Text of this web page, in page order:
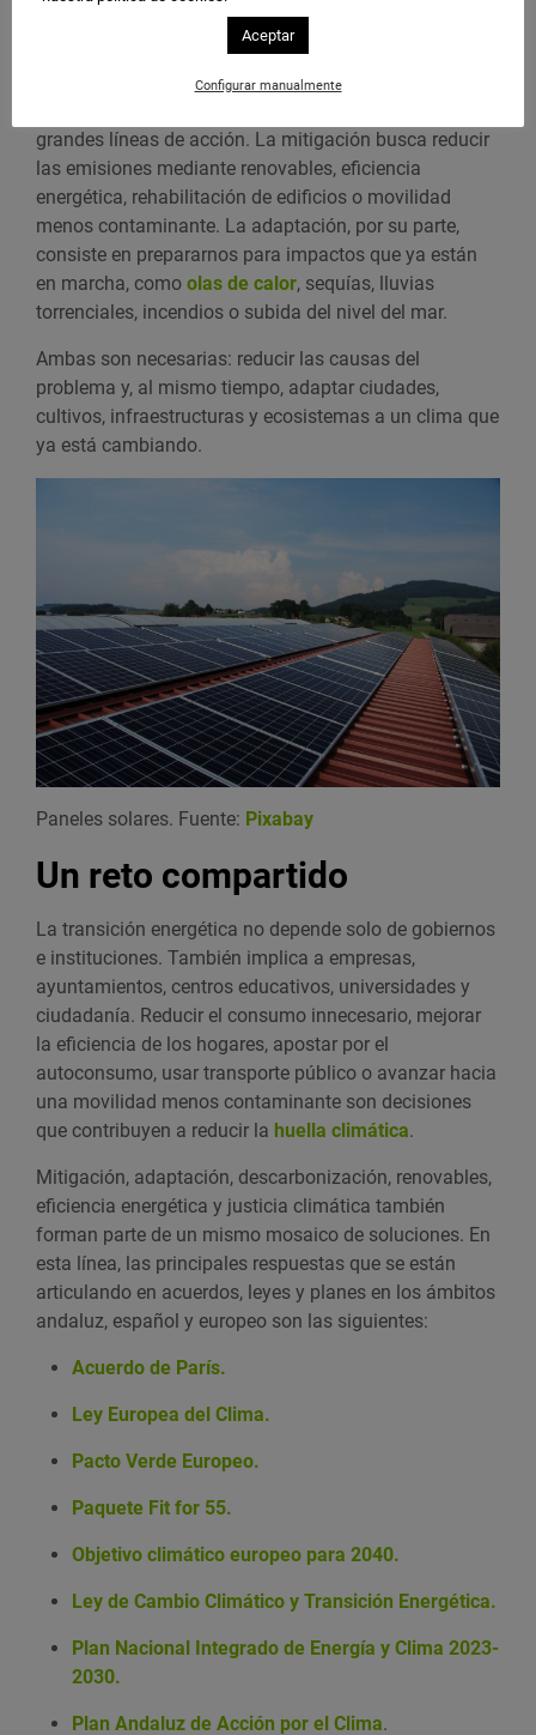
sigue siendo reforzar redes, mejorar el
almacenamiento, impulsar elautoconsumo
grandes líneas de acción. La mitigación busca reducir
las emisiones mediante renovables, eficiencia
energética, rehabilitación de edificios o movilidad
menos contaminante. La adaptación, por su parte,
consiste en prepararnos para impactos que ya están
en marcha, como olas de calor, sequías, lluvias
torrenciales, incendios o subida del nivel del mar.
Ambas son necesarias: reducir las causas del
problema y, al mismo tiempo, adaptar ciudades,
cultivos, infraestructuras y ecosistemas a un clima que
ya está cambiando.
Paneles solares. Fuente: Pixabay
Un reto compartido
La transición energética no depende solo de gobiernos
e instituciones. También implica a empresas,
ayuntamientos, centros educativos, universidades y
ciudadanía. Reducir el consumo innecesario, mejorar
la eficiencia de los hogares, apostar por el
autoconsumo, usar transporte público o avanzar hacia
una movilidad menos contaminante son decisiones
que contribuyen a reducir la huella climática.
Mitigación, adaptación, descarbonización, renovables,
eficiencia energética y justicia climática también
forman parte de un mismo mosaico de soluciones. En
esta línea, las principales respuestas que se están
articulando en acuerdos, leyes y planes en los ámbitos
andaluz, español y europeo son las siguientes:
Acuerdo de París.
Ley Europea del Clima.
Pacto Verde Europeo.
Paquete Fit for 55.
Objetivo climático europeo para 2040.
Ley de Cambio Climático y Transición Energética.
Plan Nacional Integrado de Energía y Clima 2023-
2030.
Plan Andaluz de Acción por el Clima.
Aceptar
Configurar manualmente